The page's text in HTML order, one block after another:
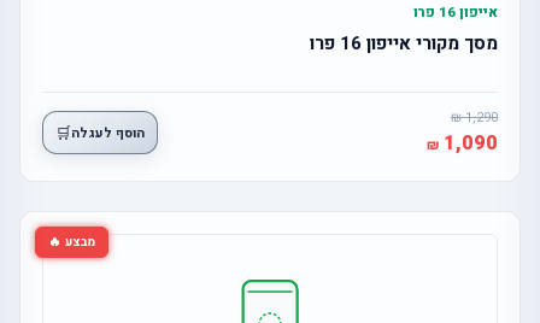
אייפון 16 פרו
מסך מקורי אייפון 16 פרו
1,290
1,090 הוסף לעגלה🛒
מבצע 🔥